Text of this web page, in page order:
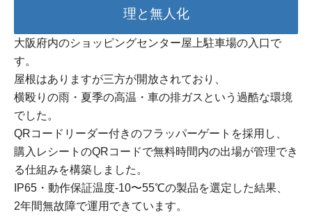
理と無人化
大阪府内のショッピングセンター屋上駐車場の入口で
す。
屋根はありますが三方が開放されており、
横殴りの雨・夏季の高温・車の排ガスという過酷な環境
でした。
QRコードリーダー付きのフラッパーゲートを採用し、
購入レシートのQRコードで無料時間内の出場が管理でき
る仕組みを構築しました。
IP65・動作保証温度-10〜55℃の製品を選定した結果、
2年間無故障で運用できています。